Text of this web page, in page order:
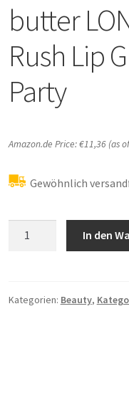
butter
Rush Lip
Party
Amazon.de Price:€11,36(as
Gewöhnlich
Lip
In den
Kategorien: Beauty,